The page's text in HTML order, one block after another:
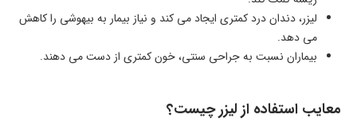
لیزر، دندان‌ درد کمتری ایجاد می‌ کند و نیاز بیمار به بیهوشی را کاهش
می‌ دهد.
بیماران نسبت به جراحی سنتی، خون کمتری از دست می‌ دهند.
معایب استفاده از لیزر چیست؟